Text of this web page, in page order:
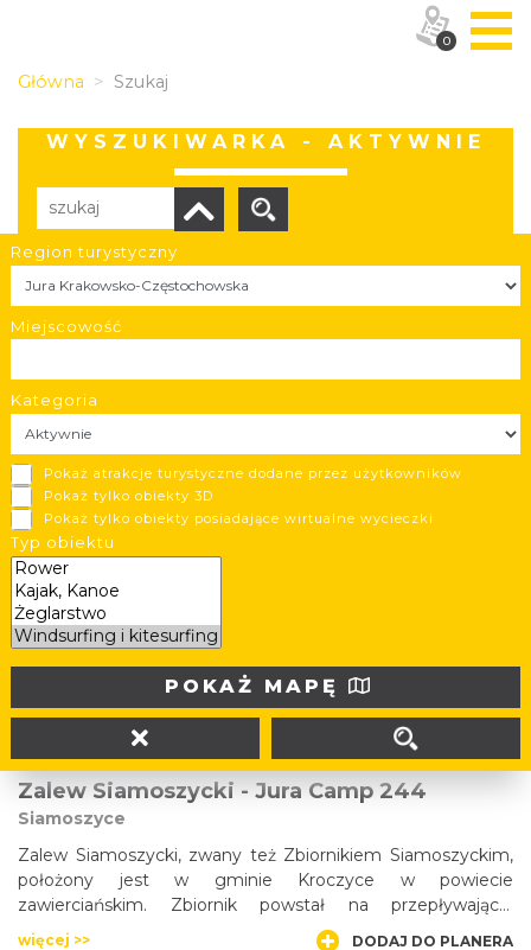
Główna Szukaj
WYSZUKIWARKA - AKTYWNIE
Region turystyczny
Miejscowość
Kategoria
Pokaż atrakcje turystyczne dodane przez użytkowników
Pokaż tylko obiekty 3D
Pokaż tylko obiekty posiadające wirtualne wycieczki
Typ obiektu
POKAŻ MAPĘ
Liczba elementów: 4
Pojezierze Dąbrowskie
Dąbrowa Górnicza
Zagłębie Dąbrowskie ma swoje własne, małe Mazury –
Pojezierze Dąbrowskie. Tą nieco szumną nazwą określa się
czasami zespół czterech zbiorników wodnych w Dąbrowie
Górniczej, znanych pod wspólną nazwą Pogorii. Pogoria I,
Pogoria II, Pogoria III i Pogoria IV są od lat centrami
pensjonatami, pubami oraz klubami jachtowymi. Akweny
upodobali sobie wędkarze i... rzadkie gatunki ptaków.
więcej >>
Zalew Siamoszycki - Jura Camp 244
Siamoszyce
Zalew Siamoszycki, zwany też Zbiornikiem Siamoszyckim,
położony jest w gminie Kroczyce w powiecie
zawierciańskim. Zbiornik powstał na przepływającej
nieopodal miejscowości rzece Krztyni. Jest zbiornikiem
więcej >> DODAJ DO PLANERA
0